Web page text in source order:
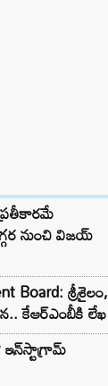
నుంచి విజయ్
Board: శ్రీశైలం,
కేఆర్ఎంబీకి లేఖ